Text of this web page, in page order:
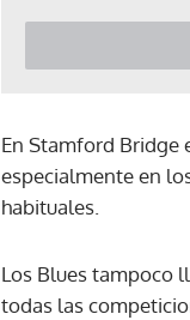
En Stamford Bridge
especialmente en
habituales.
Los Blues tampoco
todas las